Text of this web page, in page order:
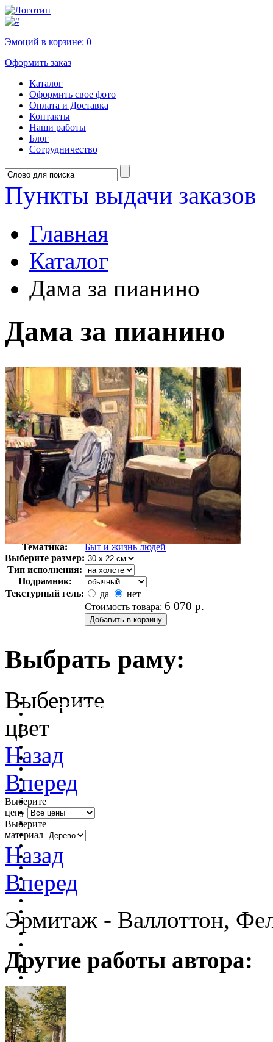
Эмоций в корзине: 0
Оформить заказ
Каталог
Оформить свое фото
Оплата и Доставка
Контакты
Наши работы
Блог
Сотрудничество
Пункты выдачи заказов
Главная
Каталог
Дама за пианино
Дама за пианино
Валлоттон Феликс
Арт-стиль
Импрессионизм
Тематика:
Быт и жизнь людей
Выберите размер:
Тип исполнения:
Подрамник:
Текстурный гель:
да
нет
Стоимость товара: 6 070 р.
Выбрать раму:
очистить фильтр цвета
Выберите
цвет
Назад
Вперед
Выберите
цену
Выберите
материал
Назад
Вперед
Эрмитаж - Валлоттон,
Другие работы автора: